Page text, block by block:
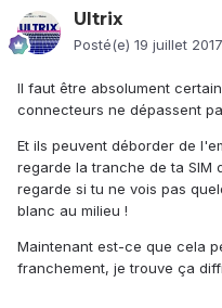
Ultrix
Posté(e) 19 juillet 2017
Il faut être absolument
connecteurs ne dépassent
Et ils peuvent déborder de
regarde la tranche de ta
regarde si tu ne vois pas
blanc au milieu !
Maintenant est-ce que cela
franchement, je trouve ça